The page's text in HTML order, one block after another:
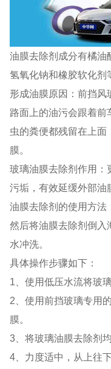
油膜去除剂成分有橘油
氢氧化钠和橡胶软化剂
形成油膜原因：前挡风
路面上的油污会跟着前
虫的粪便都残留在上面
膜。
玻璃油膜去除剂作用：
污垢，有效延缓外部油
油膜去除剂的使用方法
然后将油膜去除剂倒入
水冲洗。
具体操作步骤如下：
1、使用低压水流将玻
2、使用前挡玻璃专用
膜。
3、将玻璃油膜去除剂
4、力度适中，从上往